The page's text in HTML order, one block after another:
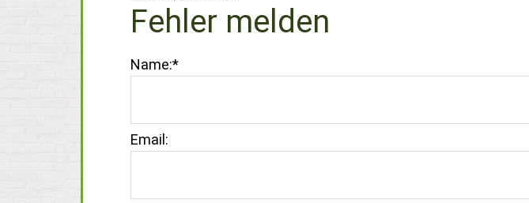
Fehler melden
Name:*
Email: